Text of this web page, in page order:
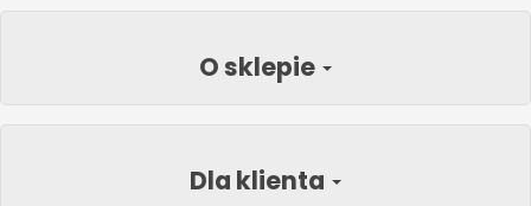
O sklepie
Dla klienta